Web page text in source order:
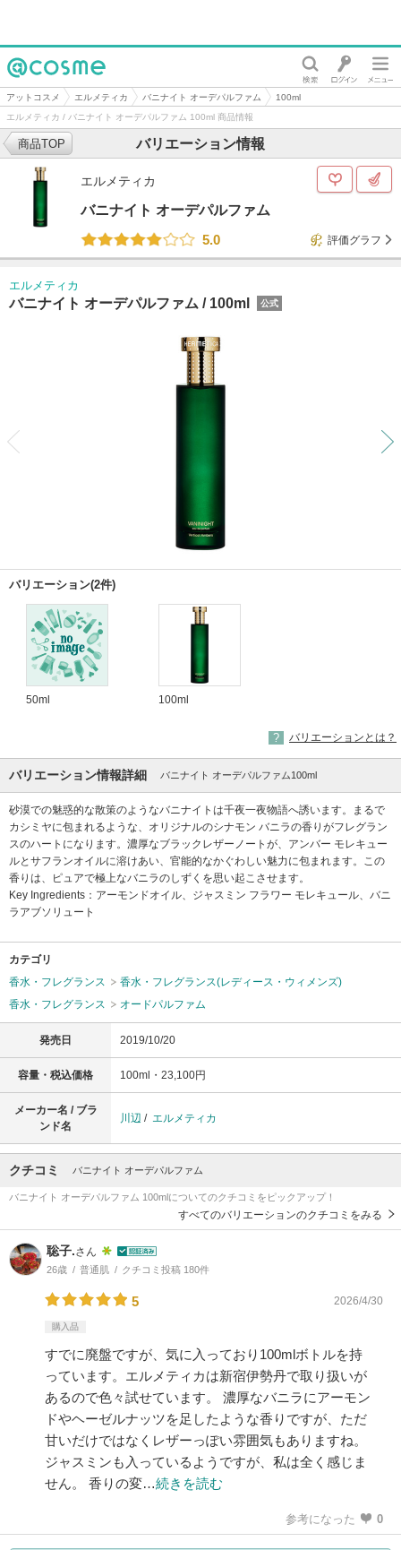
@cosme
アットコスメ エルメティカ バニナイト オーデパルファム
100ml
エルメティカ / バニナイト オーデパルファム 100ml 商品情報
バリエーション情報
商品TOP
エルメティカ
バニナイト オーデパルファム
5.0
評価グラフ
エルメティカ
バニナイト オーデパルファム / 100ml 公式
バリエーション(2件)
50ml 100ml
バリエーションとは？
バリエーション情報詳細 バニナイト オーデパルファム100ml
砂漠での魅惑的な散策のようなバニナイトは千夜一夜物語へ誘います。まるで
カシミヤに包まれるような、オリジナルのシナモン バニラの香りがフレグラン
スのハートになります。濃厚なブラックレザーノートが、アンバー モレキュー
ルとサフランオイルに溶けあい、官能的なかぐわしい魅力に包まれます。この
香りは、ピュアで極上なバニラのしずくを思い起こさせます。
Key Ingredients：アーモンドオイル、ジャスミン フラワー モレキュール、バニ
ラアブソリュート
カテゴリ
香水・フレグランス
香水・フレグランス(レディース・ウィメンズ)
香水・フレグランス
オードパルファム
発売日 2019/10/20
容量・税込価格 100ml・23,100円
メーカー名 / ブラ
ンド名
川辺 / エルメティカ
クチコミ バニナイト オーデパルファム
バニナイト オーデパルファム 100mlについてのクチコミをピックアップ！
すべてのバリエーションのクチコミをみる
聡子.さん
26歳 普通肌 クチコミ投稿 180件
5 2026/4/30
購入品
すでに廃盤ですが、気に入っており100mlボトルを持
っています。エルメティカは新宿伊勢丹で取り扱いが
あるので色々試せています。 濃厚なバニラにアーモン
ドやヘーゼルナッツを足したような香りですが、ただ
甘いだけではなくレザーっぽい雰囲気もありますね。
ジャスミンも入っているようですが、私は全く感じま
せん。 香りの変…続きを読む
参考になった 0